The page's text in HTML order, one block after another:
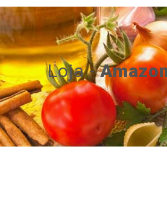
Loja -